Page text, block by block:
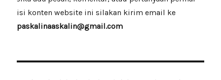
isi konten website ini silakan kirim email ke
paskalinaaskalin@gmail.com